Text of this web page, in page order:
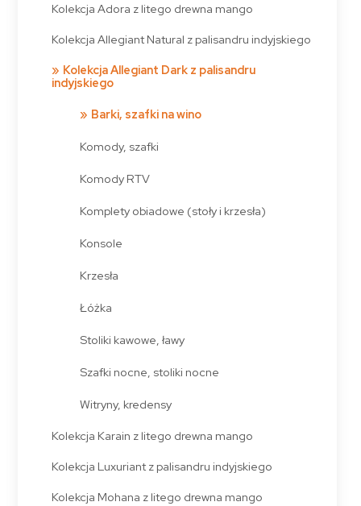
Kolekcja Adora z litego drewna mango
Kolekcja Allegiant Natural z palisandru indyjskiego
Kolekcja Allegiant Dark z palisandru
indyjskiego
Barki, szafki na wino
Komody, szafki
Komody RTV
Komplety obiadowe (stoły i krzesła)
Konsole
Krzesła
Łóżka
Stoliki kawowe, ławy
Szafki nocne, stoliki nocne
Witryny, kredensy
Kolekcja Karain z litego drewna mango
Kolekcja Luxuriant z palisandru indyjskiego
Kolekcja Mohana z litego drewna mango